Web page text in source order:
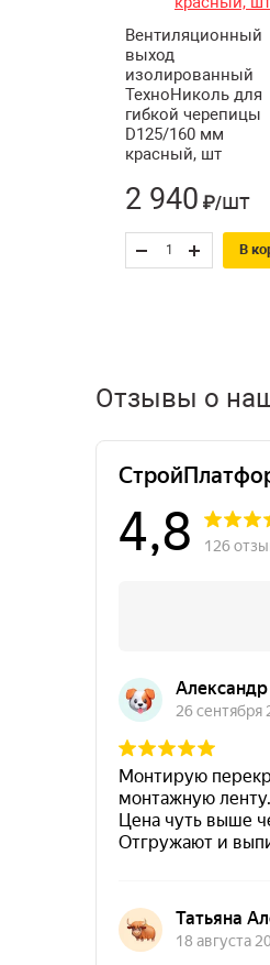
Вентиляционный
выход
изолированный
ТехноНиколь для
гибкой черепицы
D125/160 мм
красный, шт
2 940 ₽/шт
В
Отзывы о